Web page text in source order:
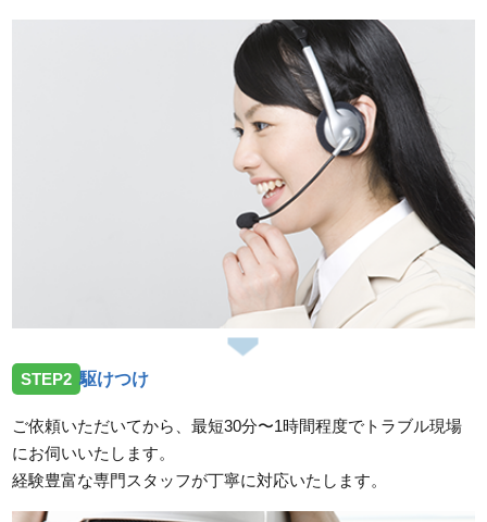
STEP2 駆けつけ
ご依頼いただいてから、最短30分〜1時間程度でトラブル現場
にお伺いいたします。
経験豊富な専門スタッフが丁寧に対応いたします。